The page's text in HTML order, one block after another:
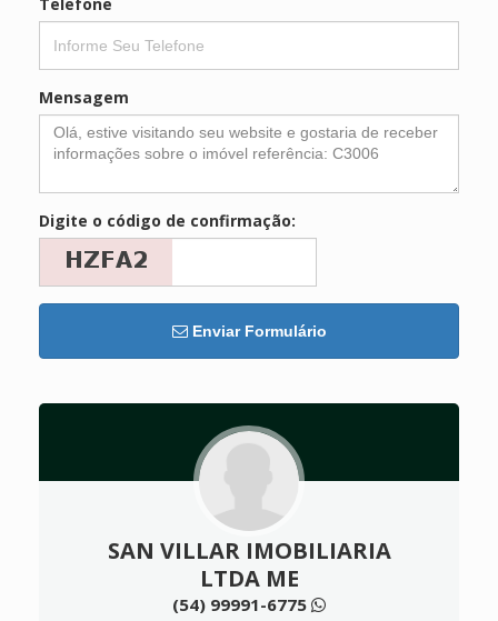
Mensagem
Digite o código de confirmação:
Enviar Formulário
SAN VILLAR IMOBILIARIA
LTDA ME
(54) 99991-6775